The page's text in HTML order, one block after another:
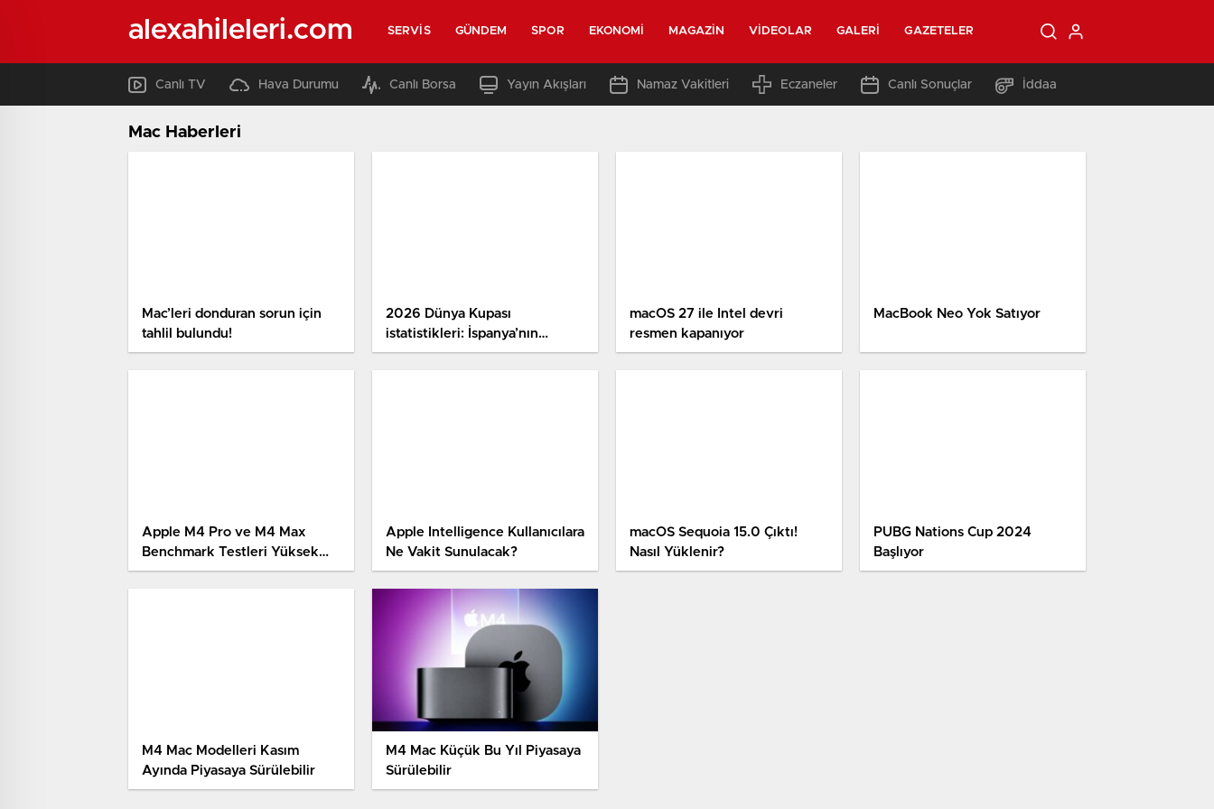
alexahileleri.com SERVIS GÜNDEM SPOR EKONOMI MAGAZIN VIDEOLAR GALERI GAZETELER
Canlı TV Hava Durumu Canlı Borsa Yayın Akışları Namaz Vakitleri Eczaneler Canlı Sonuçlar İddaa
Mac Haberleri
Mac’leri donduran sorun için
tahlil bulundu!
2026 Dünya Kupası
istatistikleri: İspanya’nın
şampiyonluğu, rekorlar ve
macOS 27 ile Intel devri
resmen kapanıyor
MacBook Neo Yok Satıyor
Apple M4 Pro ve M4 Max
Benchmark Testleri Yüksek
Performans Ortaya Koyuyor
Apple Intelligence Kullanıcılara
Ne Vakit Sunulacak?
macOS Sequoia 15.0 Çıktı!
Nasıl Yüklenir?
PUBG Nations Cup 2024
Başlıyor
M4 Mac Modelleri Kasım
Ayında Piyasaya Sürülebilir
M4 Mac Küçük Bu Yıl Piyasaya
Sürülebilir